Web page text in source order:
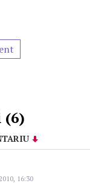
(6)
16:30